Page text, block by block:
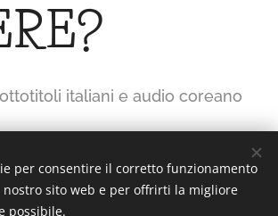
italiani e audio coreano
per consentire il corretto funzionamento
nostro sito web e per offrirti la migliore
possibile.